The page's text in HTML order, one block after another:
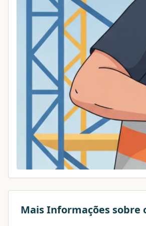
Mais Informações sobre